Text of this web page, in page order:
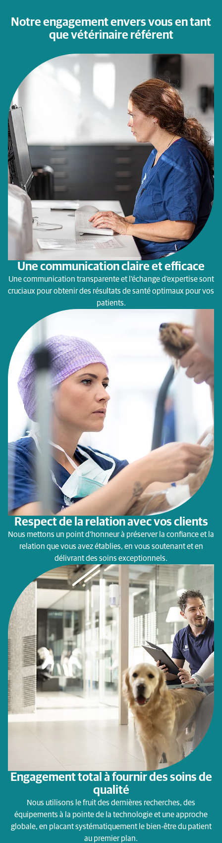
Notre engagement envers vous en tant
que vétérinaire référent
Une communication claire et efficace
Une communication transparente et l'échange d'expertise sont
cruciaux pour obtenir des résultats de santé optimaux pour vos
patients.
Respect de la relation avec vos clients
Nous mettons un point d'honneur à préserver la confiance et la
relation que vous avez établies, en vous soutenant et en
délivrant des soins exceptionnels.
Engagement total à fournir des soins de
qualité
Nous utilisons le fruit des dernières recherches, des
équipements à la pointe de la technologie et une approche
globale, en placant systématiquement le bien-être du patient
au premier plan.